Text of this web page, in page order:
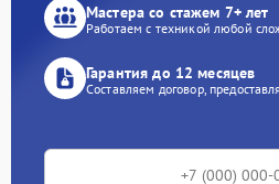
Мастера со стажем 7+ лет
Работаем с техникой любой
Гарантия до 12 месяцев
Составляем договор,